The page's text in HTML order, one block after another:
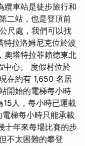
纜車站是徒步旅行和
二站，也是登頂前
尺處，我們可以找
拉洛姆尼克位於波
奧塔特拉菲賴德東北
中心。 度假村位於
在約有 1,650 名居
開始的電梯每小時
人，每小時已運載
梯每小時只能承載
年來每場比賽的步
不太困難的攀登